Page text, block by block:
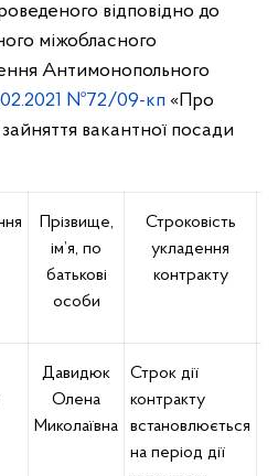
відповідно до
міжобласного
Антимонопольного
№72/09-кп «Про
вакантної посади
Прізвище,
ім’я, по
батькові
особи
Строковість
укладення
контракту
Давидюк
Олена
Миколаївна
Строк дії
контракту
встановлюється
на період дії